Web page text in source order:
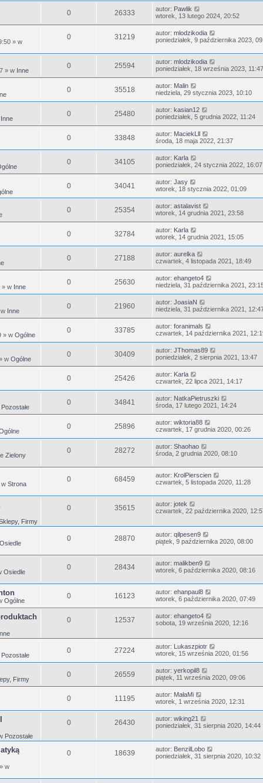
0 26333 autor: Pawlik
wtorek, 13 lutego 2024, 20:52
» w
0 31219 autor: mlodzikodia
poniedziałek, 9 października 2023,
» w Inne
0 25594 autor: mlodzikodia
poniedziałek, 18 września 2023, 11:47
0 35518 autor: Malin
niedziela, 29 stycznia 2023, 10:10
Inne
0 25480 autor: kasian12
poniedziałek, 5 grudnia 2022, 11:24
0 33848 autor: MaciekLll
środa, 18 maja 2022, 21:37
0 34105 autor: Karla
poniedziałek, 24 stycznia 2022, 16:07
0 34041 autor: Jasy
wtorek, 18 stycznia 2022, 01:09
0 25354 autor: astalavist
wtorek, 14 grudnia 2021, 23:58
0 32784 autor: Karla
wtorek, 14 grudnia 2021, 15:05
0 27188 autor: aurelka
czwartek, 4 listopada 2021, 18:49
» w Inne
0 25630 autor: ehangeto4
niedziela, 31 października 2021,
Inne
0 21960 autor: JoasiaN
niedziela, 31 października 2021,
» w Ogólne
0 33785 autor: foranimals
czwartek, 14 października 2021,
w Ogólne
0 30409 autor: JThomas89
poniedziałek, 2 sierpnia 2021, 13:47
0 25426 autor: Karla
czwartek, 22 lipca 2021, 14:17
Pozostałe
0 34841 autor: NatkaPietruszki
środa, 17 lutego 2021, 14:24
0 25896 autor: wiktoria88
czwartek, 17 grudnia 2020, 00:26
Zielony
0 28272 autor: Shaohao
środa, 2 grudnia 2020, 08:10
Strona
0 68459 autor: KrolPierscien
czwartek, 5 listopada 2020, 11:28
Firmy
0 35615 autor: jotek
czwartek, 22 października 2020,
Osiedle
0 28870 autor: qilpesen9
piątek, 9 października 2020, 08:00
Osiedle
0 28434 autor: malikben9
wtorek, 6 października 2020, 08:16
Ogólne
0 16123 autor: ehanpaul8
wtorek, 6 października 2020, 07:49
0 12537 autor: ehangeto4
sobota, 19 września 2020, 12:16
Pozostałe
0 27224 autor: Lukaszpiotr
wtorek, 15 września 2020, 01:56
Firmy
0 26559 autor: yerkopil8
piątek, 11 września 2020, 09:06
0 11195 autor: MałaMi
wtorek, 1 września 2020, 12:31
Pozostałe
0 26430 autor: wiking21
poniedziałek, 31 sierpnia 2020, 14:44
w
0 18639 autor: BenzilLobo
poniedziałek, 31 sierpnia 2020, 10:32